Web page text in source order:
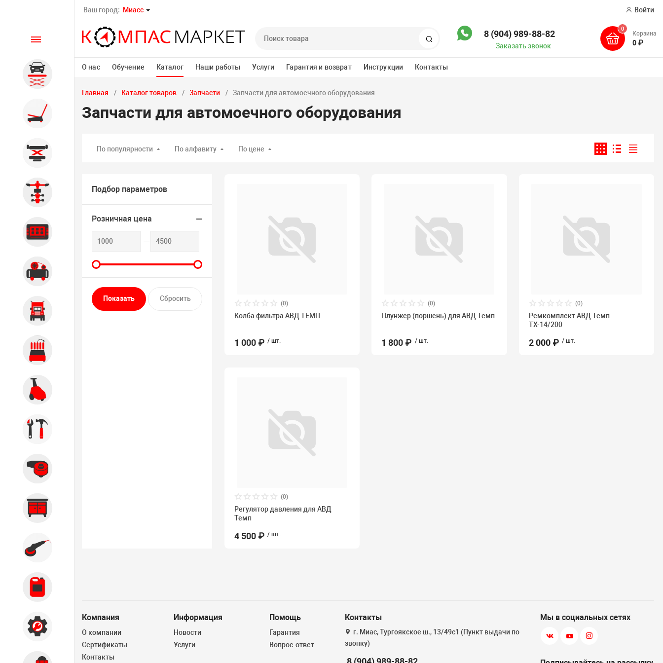
Ваш город: Миасс Войти
Поиск 8 (904) 989-88-82
Заказать звонок
0
Корзина
0 ₽
О нас Обучение Каталог Наши работы Услуги Гарантия и возврат Инструкции Контакты
Каталог
Автомобильные подъемники
Шиномонтажное
оборудование
Общегаражное
Стенды сход-развал
Диагностика
Компрессорное оборудование
Грузовое оборудование
Главная Каталог товаров Запчасти Запчасти для автомоечного оборудования
Запчасти для автомоечного оборудования
По популярности По алфавиту По цене
Подбор параметров
Розничная цена
(0)
Колба фильтра АВД ТЕМП
1 000 ₽ / шт.
(0)
Плунжер (поршень) для АВД Темп
1 800 ₽ / шт.
(0)
Ремкомплект АВД Темп
ТХ-14/200
2 000 ₽ / шт.
(0)
Регулятор давления для АВД
Темп
4 500 ₽ / шт.
Компания
О компании
Сертификаты
Контакты
Информация
Новости
Услуги
Помощь
Гарантия
Вопрос-ответ
Контакты
г. Миас, Тургоякское ш., 13/49с1 (Пункт выдачи по
звонку)
Мы в социальных сетях